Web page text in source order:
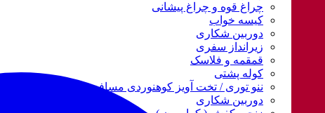
چراغ قوه و چراغ پیشانی
کیسه خواب
دوربین شکاری
زیرانداز سفری
قمقمه و فلاسک
کوله پشتی
ننو توری / تخت آویز کوهنوردی مسافرتی
دوربین شکاری